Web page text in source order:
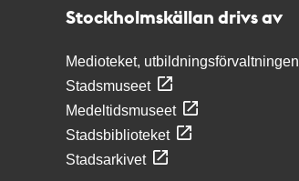
Stockholmskällan drivs av
Medioteket, utbildningsförvaltningen
Stadsmuseet
Medeltidsmuseet
Stadsbiblioteket
Stadsarkivet